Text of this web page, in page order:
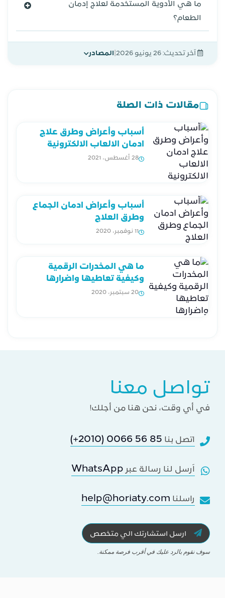
ما هي الأدوية المستخدمة لعلاج إدمان
الطعام؟
آخر تحديث: 26 يونيو 2026 المصادر
مقالات ذات الصلة
أسباب وأعراض وطرق علاج
ادمان الالعاب الالكترونية
28 أغسطس، 2021
أسباب وأعراض ادمان الجماع
وطرق العلاج
11 نوفمبر، 2020
ما هي المخدرات الرقمية
وكيفية تعاطيها واضرارها
20 سبتمبر، 2020
تواصل معنا
في أي وقت، نحن هنا من أجلك!
اتصل بنا (+2010) 0066 56 85
اَرسل لنا رسالة عبر WhatsApp
راسلنا help@horiaty.com
ارسل استشارتك الي متخصص
سوف نقوم بالرد عليك في أقرب فرصة ممكنة.